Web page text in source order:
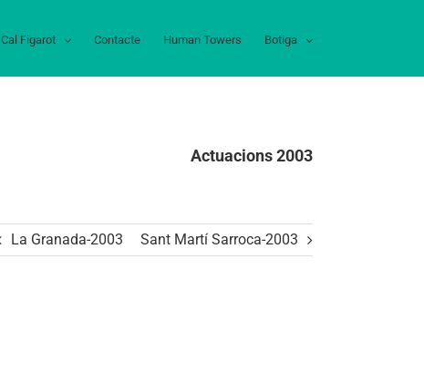
Cal Figarot Contacte Human Towers Botiga
Actuacions 2003
La Granada-2003 Sant Martí Sarroca-2003